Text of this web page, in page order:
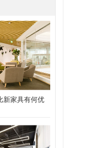
新家具有何优